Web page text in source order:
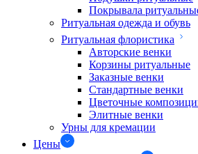
Покрывала
Ритуальная одежда и обувь
Ритуальная флористика
Авторские венки
Корзины ритуальные
Заказные венки
Стандартные венки
Цветочные
Элитные венки
Урны для кремации
Цены